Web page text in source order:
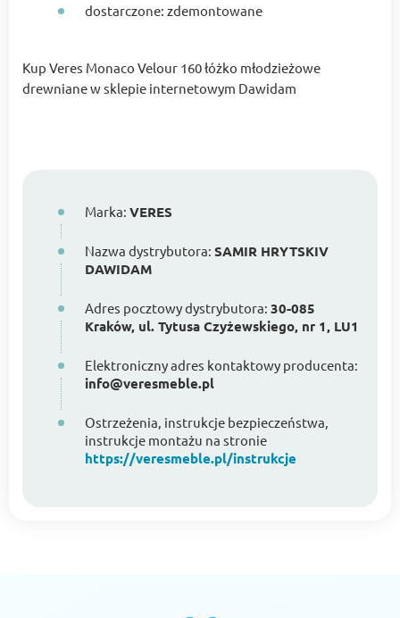
dostarczone: zdemontowane
Kup Veres Monaco Velour 160 łóżko młodzieżowe
drewniane w sklepie internetowym Dawidam
Marka: VERES
Nazwa dystrybutora: SAMIR HRYTSKIV
DAWIDAM
Adres pocztowy dystrybutora: 30-085
Kraków, ul. Tytusa Czyżewskiego, nr 1, LU1
Elektroniczny adres kontaktowy producenta:
info@veresmeble.pl
Ostrzeżenia, instrukcje bezpieczeństwa,
instrukcje montażu na stronie
https://veresmeble.pl/instrukcje